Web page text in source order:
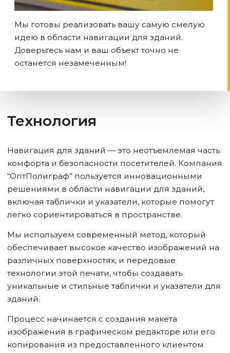
Мы готовы реализовать вашу самую смелую
идею в области навигации для зданий.
Доверьтесь нам и ваш объект точно не
останется незамеченным!
Технология
Навигация для зданий — это неотъемлемая часть
комфорта и безопасности посетителей. Компания
“ОптПолиграф” пользуется инновационными
решениями в области навигации для зданий,
включая таблички и указатели, которые помогут
легко сориентироваться в пространстве.
Мы используем современный метод, который
обеспечивает высокое качество изображений на
различных поверхностях, и передовые
технологии этой печати, чтобы создавать
уникальные и стильные таблички и указатели для
зданий.
Процесс начинается с создания макета
изображения в графическом редакторе или его
копирования из предоставленного клиентом